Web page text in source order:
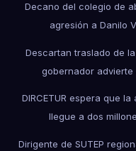
Decano del colegio de
agresión a Danilo
Descartan traslado de la
gobernador
DIRCETUR espera que
llegue a dos
Dirigente de SUTEP